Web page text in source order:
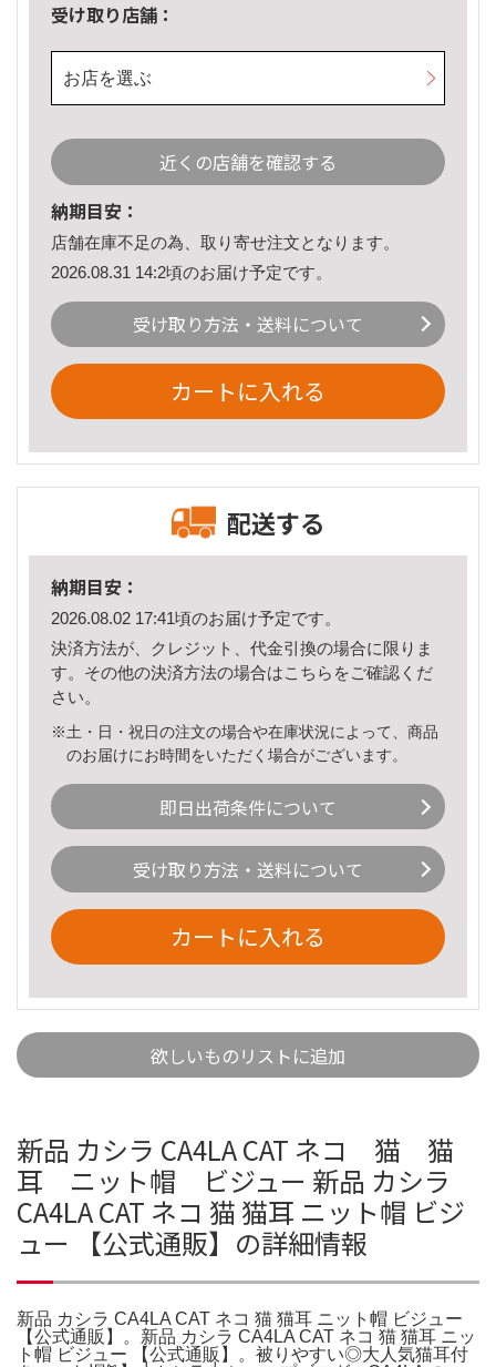
受け取り店舗：
お店を選ぶ
近くの店舗を確認する
納期目安：
店舗在庫不足の為、取り寄せ注文となります。
2026.08.31 14:2頃のお届け予定です。
受け取り方法・送料について
カートに入れる
配送する
納期目安：
2026.08.02 17:41頃のお届け予定です。
決済方法が、クレジット、代金引換の場合に限りま
す。その他の決済方法の場合はこちら をご確認くだ
さい。
※土・日・祝日の注文の場合や在庫状況によって、商品
のお届けにお時間をいただく場合がございます。
即日出荷条件について
受け取り方法・送料について
カートに入れる
欲しいものリストに追加
新品 カシラ CA4LA CAT ネコ 猫 猫
耳 ニット帽 ビジュー 新品 カシラ
CA4LA CAT ネコ 猫 猫耳 ニット帽 ビジ
ュー 【公式通販】の詳細情報
新品 カシラ CA4LA CAT ネコ 猫 猫耳 ニット帽 ビジュー
【公式通販】。新品 カシラ CA4LA CAT ネコ 猫 猫耳 ニッ
ト帽 ビジュー 【公式通販】。被りやすい◎大人気猫耳付